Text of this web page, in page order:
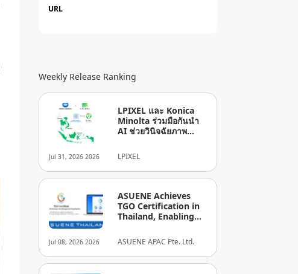
URL
Weekly Release Ranking
Jul 31, 2026 2026
LPIXEL และ Konica
Minolta ร่วมมือกันนำ
AI ช่วยวินิจฉัยภาพ
ตลาดอาเซียน
LPIXEL
Jul 08, 2026 2026
ASUENE Achieves
TGO Certification in
Thailand, Enabling
Carbon Accounting,
Reporting, and
Sustainability
Disclosure
ASUENE APAC Pte. Ltd.